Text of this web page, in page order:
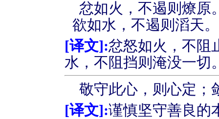
忿如火，不遏则燎原
欲如水，不遏则滔天。
[译文]:忿怒如火，不阻
水，不阻挡则淹没一切
敬守此心，则心定；
[译文]:谨慎坚守善良的